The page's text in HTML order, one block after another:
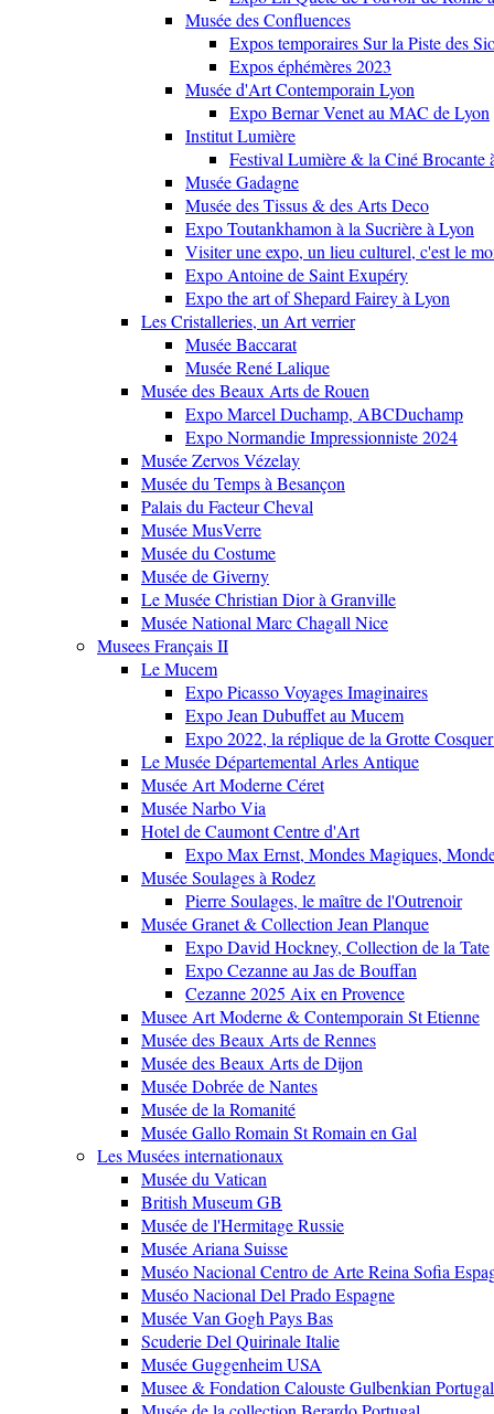
Musée des Confluences
Expos temporaires Sur la Piste des
Expos éphémères 2023
Musée d'Art Contemporain Lyon
Expo Bernar Venet au MAC de Lyon
Institut Lumière
Festival Lumière & la Ciné Brocante
Musée Gadagne
Musée des Tissus & des Arts Deco
Expo Toutankhamon à la Sucrière à Lyon
Visiter une expo, un lieu culturel, c'est le
Expo Antoine de Saint Exupéry
Expo the art of Shepard Fairey à Lyon
Les Cristalleries, un Art verrier
Musée Baccarat
Musée René Lalique
Musée des Beaux Arts de Rouen
Expo Marcel Duchamp, ABCDuchamp
Expo Normandie Impressionniste 2024
Musée Zervos Vézelay
Musée du Temps à Besançon
Palais du Facteur Cheval
Musée MusVerre
Musée du Costume
Musée de Giverny
Le Musée Christian Dior à Granville
Musée National Marc Chagall Nice
Musees Français II
Le Mucem
Expo Picasso Voyages Imaginaires
Expo Jean Dubuffet au Mucem
Expo 2022, la réplique de la Grotte
Le Musée Départemental Arles Antique
Musée Art Moderne Céret
Musée Narbo Via
Hotel de Caumont Centre d'Art
Expo Max Ernst, Mondes Magiques,
Musée Soulages à Rodez
Pierre Soulages, le maître de l'Outrenoir
Musée Granet & Collection Jean Planque
Expo David Hockney, Collection de la Tate
Expo Cezanne au Jas de Bouffan
Cezanne 2025 Aix en Provence
Musee Art Moderne & Contemporain St Etienne
Musée des Beaux Arts de Rennes
Musée des Beaux Arts de Dijon
Musée Dobrée de Nantes
Musée de la Romanité
Musée Gallo Romain St Romain en Gal
Les Musées internationaux
Musée du Vatican
British Museum GB
Musée de l'Hermitage Russie
Musée Ariana Suisse
Muséo Nacional Centro de Arte Reina Sofia
Muséo Nacional Del Prado Espagne
Musée Van Gogh Pays Bas
Scuderie Del Quirinale Italie
Musée Guggenheim USA
Musee & Fondation Calouste Gulbenkian Portugal